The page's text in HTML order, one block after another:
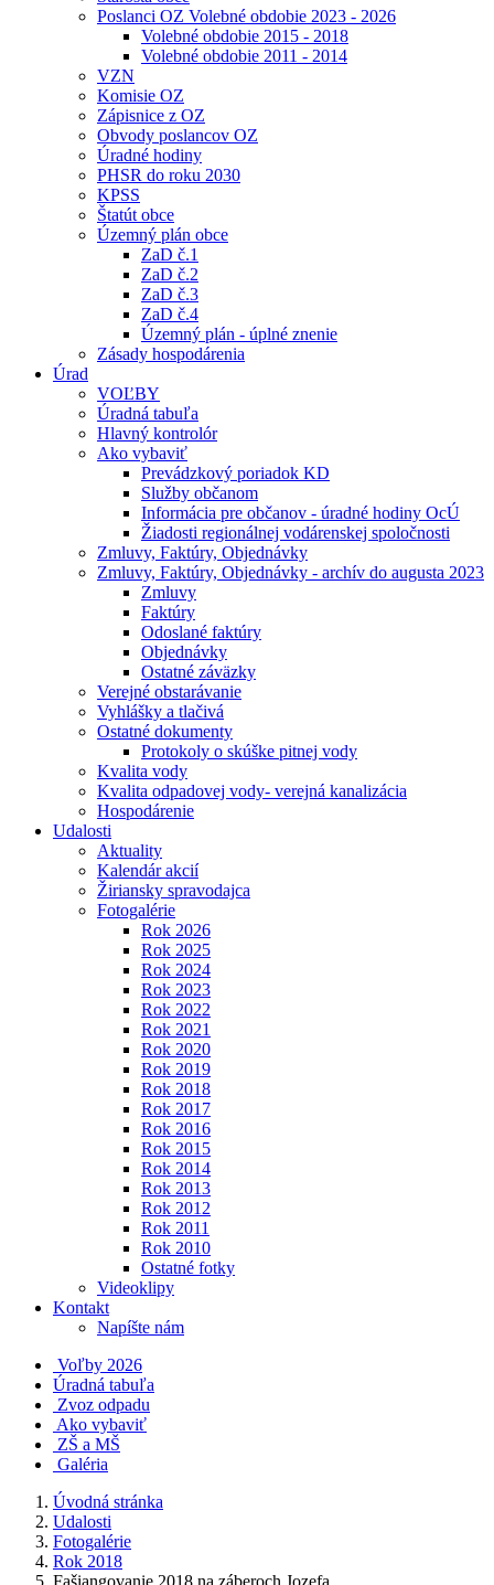
Poslanci OZ Volebné obdobie 2023 - 2026
Volebné obdobie 2015 - 2018
Volebné obdobie 2011 - 2014
VZN
Komisie OZ
Zápisnice z OZ
Obvody poslancov OZ
Úradné hodiny
PHSR do roku 2030
KPSS
Štatút obce
Územný plán obce
ZaD č.1
ZaD č.2
ZaD č.3
ZaD č.4
Územný plán - úplné znenie
Zásady hospodárenia
Úrad
VOĽBY
Úradná tabuľa
Hlavný kontrolór
Ako vybaviť
Prevádzkový poriadok KD
Služby občanom
Informácia pre občanov - úradné hodiny OcÚ
Žiadosti regionálnej vodárenskej spoločnosti
Zmluvy, Faktúry, Objednávky
Zmluvy, Faktúry, Objednávky - archív do augusta 2023
Zmluvy
Faktúry
Odoslané faktúry
Objednávky
Ostatné záväzky
Verejné obstarávanie
Vyhlášky a tlačivá
Ostatné dokumenty
Protokoly o skúške pitnej vody
Kvalita vody
Kvalita odpadovej vody- verejná kanalizácia
Hospodárenie
Udalosti
Aktuality
Kalendár akcií
Žiriansky spravodajca
Fotogalérie
Rok 2026
Rok 2025
Rok 2024
Rok 2023
Rok 2022
Rok 2021
Rok 2020
Rok 2019
Rok 2018
Rok 2017
Rok 2016
Rok 2015
Rok 2014
Rok 2013
Rok 2012
Rok 2011
Rok 2010
Ostatné fotky
Videoklipy
Kontakt
Napíšte nám
Voľby 2026
Úradná tabuľa
Zvoz odpadu
Ako vybaviť
ZŠ a MŠ
Galéria
Úvodná stránka
Udalosti
Fotogalérie
Rok 2018
Fašiangovanie 2018 na záberoch Jozefa...